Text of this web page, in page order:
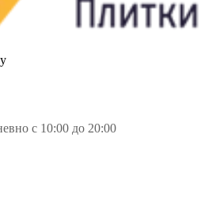
с 10:00 до 20:00